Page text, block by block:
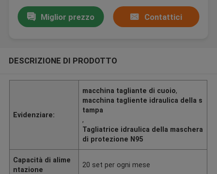
Miglior prezzo Contattici
DESCRIZIONE DI PRODOTTO
Evidenziare:
macchina tagliante di cuoio,
macchina tagliente idraulica della s
tampa
,
Tagliatrice idraulica della maschera
di protezione N95
Capacità di alime
ntazione
20 set per ogni mese